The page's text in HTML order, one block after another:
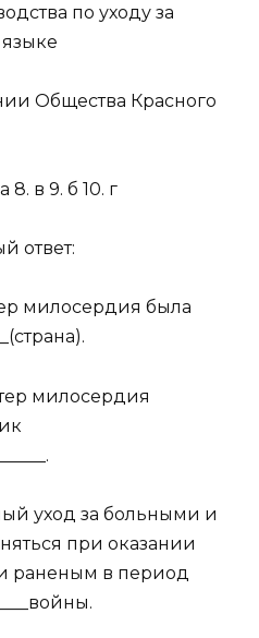
по уходу за
Общества Красного
8. в 9. б 10. г
ответ:
милосердия была
милосердия
уход за больными и
при оказании
раненым в период